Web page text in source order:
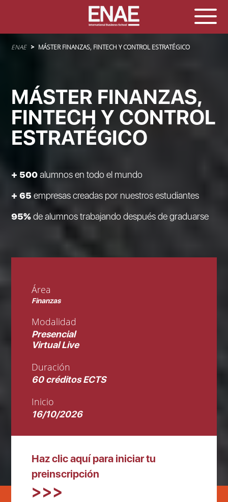
Sobrescribir enlaces de ayuda a la navegación
ENAE MÁSTER FINANZAS, FINTECH Y CONTROL ESTRATÉGICO
MÁSTER FINANZAS,
FINTECH Y CONTROL
ESTRATÉGICO
+ 500alumnos en todo el mundo
+ 65empresas creadas por nuestros estudiantes
95%de alumnos trabajando después de graduarse
Área
Finanzas
Modalidad
Presencial
Virtual Live
Duración
60 créditos ECTS
Inicio
16/10/2026
Haz clic aquí para iniciar tu
preinscripción